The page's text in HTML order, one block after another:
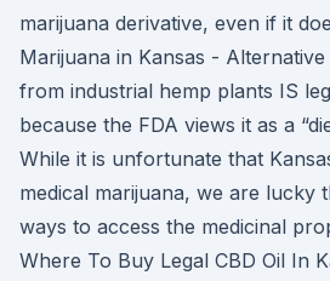
marijuana derivative, even if it
Marijuana in Kansas - Alternative
from industrial hemp plants IS
because the FDA views it as a
While it is unfortunate that
medical marijuana, we are lucky
ways to access the medicinal
Where To Buy Legal CBD Oil In